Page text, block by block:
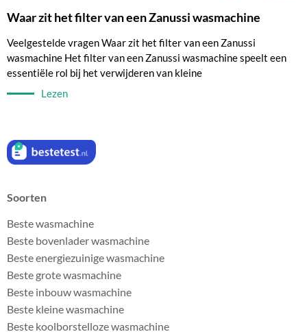
Waar zit het filter van een Zanussi wasmachine
Veelgestelde vragen Waar zit het filter van een Zanussi
wasmachine Het filter van een Zanussi wasmachine speelt een
essentiële rol bij het verwijderen van kleine
Lezen
Soorten
Beste wasmachine
Beste bovenlader wasmachine
Beste energiezuinige wasmachine
Beste grote wasmachine
Beste inbouw wasmachine
Beste kleine wasmachine
Beste koolborstelloze wasmachine